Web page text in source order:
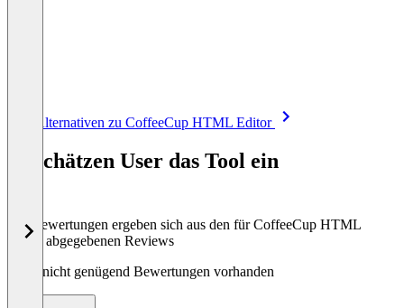
Alle Alternativen zu CoffeeCup HTML Editor
So schätzen User das Tool ein
Die Bewertungen ergeben sich aus den für CoffeeCup HTML
Editor abgegebenen Reviews
Noch nicht genügend Bewertungen vorhanden